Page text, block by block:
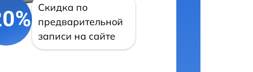
Скидка по
предварительной
записи на сайте